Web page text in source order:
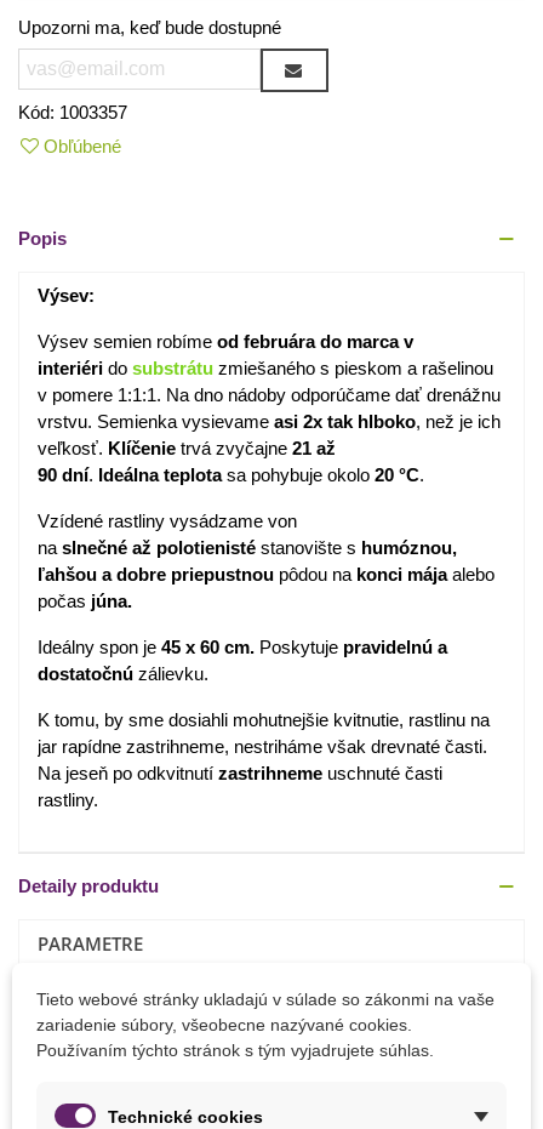
Upozorni ma, keď bude dostupné
Kód: 1003357
Obľúbené
Popis
Výsev:
Výsev semien robíme od februára do marca v
interiéri do substrátu zmiešaného s pieskom a rašelinou
v pomere 1:1:1. Na dno nádoby odporúčame dať drenážnu
vrstvu. Semienka vysievame asi 2x tak hlboko, než je ich
veľkosť. Klíčenie trvá zvyčajne 21 až
90 dní. Ideálna teplotasa pohybuje okolo 20 °C.
Vzídené rastliny vysádzame von
na slnečné až polotienisté stanovište s humóznou,
ľahšou a dobre priepustnou pôdou na konci májaalebo
počas júna.
Ideálny spon je 45 x 60 cm. Poskytuje pravidelnú a
dostatočnú zálievku.
K tomu, by sme dosiahli mohutnejšie kvitnutie, rastlinu na
jar rapídne zastrihneme, nestriháme však drevnaté časti.
Na jeseň po odkvitnutí zastrihneme uschnuté časti
rastliny.
Detaily produktu
PARAMETRE
Doba Kvitnutia
August
Júl
Jún
Tieto webové stránky ukladajú v súlade so zákonmi na vaše
zariadenie súbory, všeobecne nazývané cookies.
Používaním týchto stránok s tým vyjadrujete súhlas.
Technické cookies